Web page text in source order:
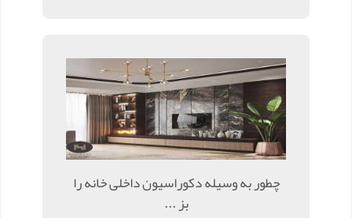
چطور به وسیله دکوراسیون داخلی خانه را
بز ...